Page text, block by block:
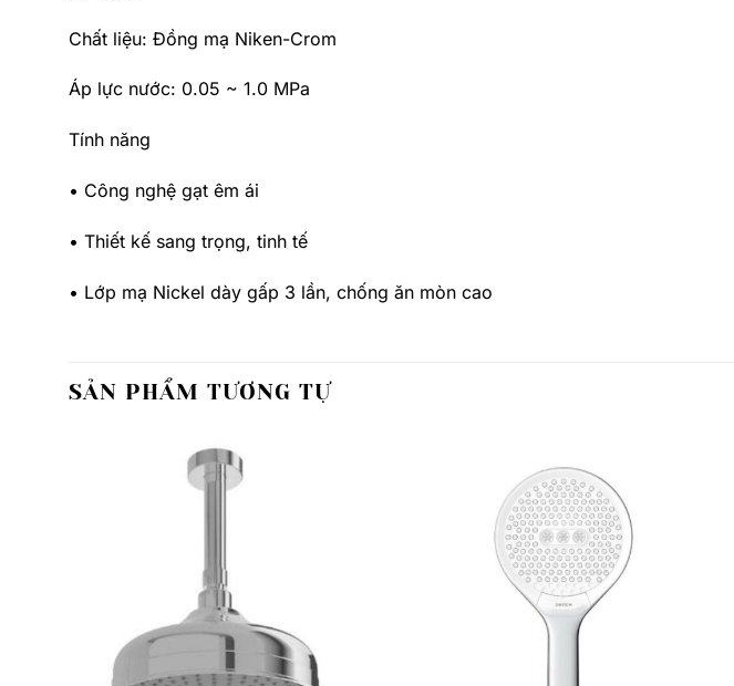
Chất liệu: Đồng mạ Niken-Crom
Áp lực nước: 0.05 ~ 1.0 MPa
Tính năng
• Công nghệ gạt êm ái
• Thiết kế sang trọng, tinh tế
• Lớp mạ Nickel dày gấp 3 lần, chống ăn mòn cao
SẢN PHẨM TƯƠNG TỰ